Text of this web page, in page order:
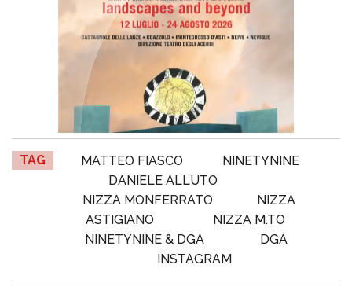
TAG MATTEO FIASCO
NINETYNINE
DANIELE ALLUTO
NIZZA MONFERRATO
NIZZA
ASTIGIANO
NIZZA M.TO
NINETYNINE & DGA
DGA
INSTAGRAM